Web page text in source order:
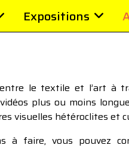
Expositions
le textile et l’art à
plus ou moins
visuelles hétéroclites et
faire, vous pouvez